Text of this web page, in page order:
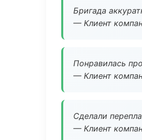
Бригада
— Клиент
Понравилась
— Клиент
Сделали
— Клиент